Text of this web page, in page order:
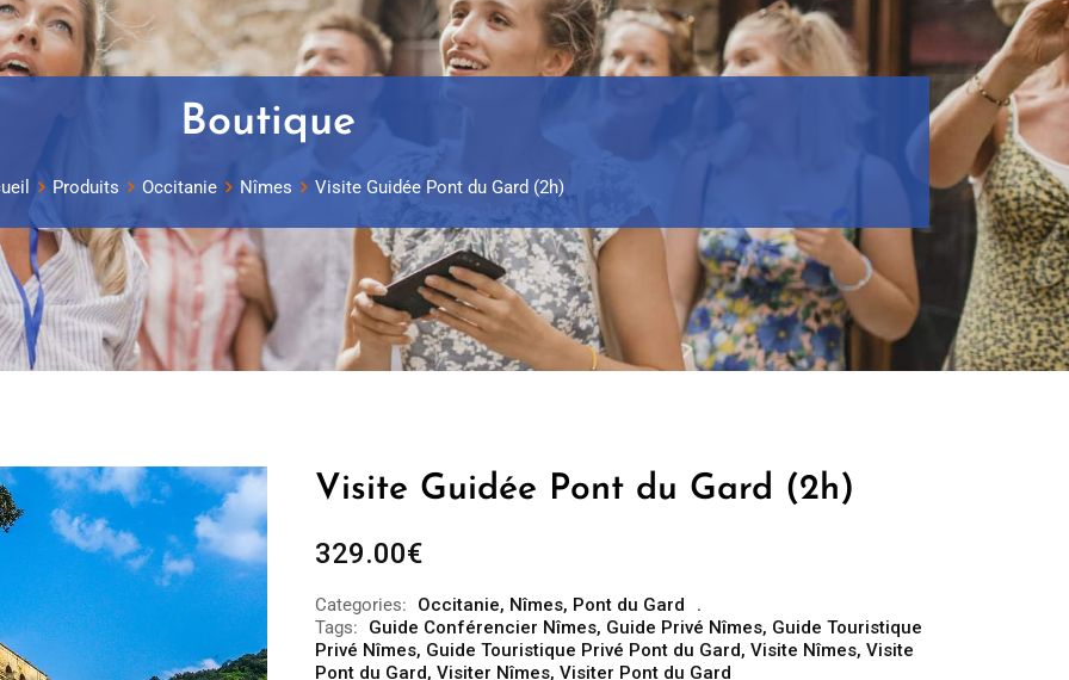
Boutique
Produits Occitanie Nîmes Visite Guidée Pont du Gard (2h)
Visite Guidée Pont du Gard (2h)
329.00€
Categories: Occitanie, Nîmes, Pont du Gard
Tags:
Guide Conférencier Nîmes, Guide Privé Nîmes, Guide Touristique
Privé Nîmes, Guide Touristique Privé Pont du Gard, Visite Nîmes, Visite
Pont du Gard, Visiter Nîmes, Visiter Pont du Gard